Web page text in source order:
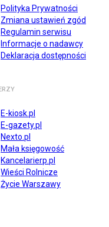
Polityka Prywatności
Zmiana ustawień zgód
Regulamin serwisu
Informacje o nadawcy
Deklaracja dostępności
E-kiosk.pl
E-gazety.pl
Nexto.pl
Mała księgowość
Kancelarierp.pl
Wieści Rolnicze
Życie Warszawy